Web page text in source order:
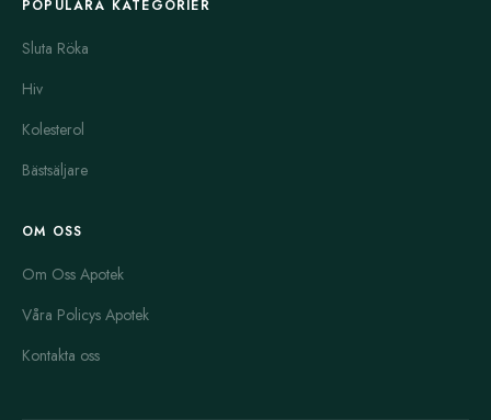
POPULÄRA KATEGORIER
Sluta Röka
Hiv
Kolesterol
Bästsäljare
OM OSS
Om Oss Apotek
Våra Policys Apotek
Kontakta oss